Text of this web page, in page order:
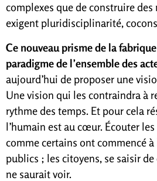
complexes que de construire
exigent pluridisciplinarité,
Ce nouveau prisme de la
paradigme de l’ensemble des
aujourd’hui de proposer une
Une vision qui les contraindra à
rythme des temps. Et pour cela
l’humain est au cœur. Écouter
comme certains ont commencé
publics ; les citoyens, se saisir
ne saurait voir.